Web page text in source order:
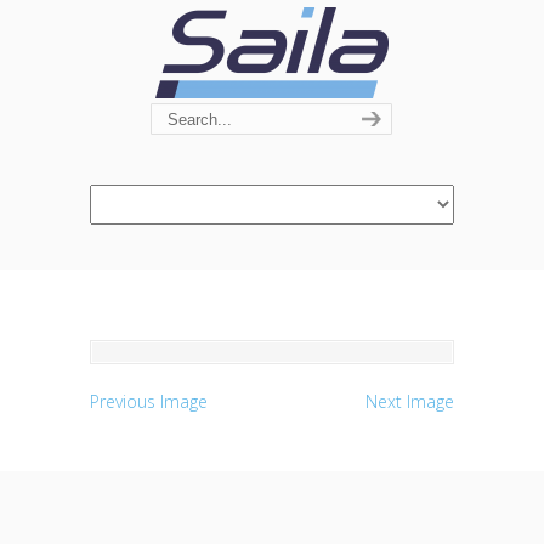
Previous Image Next Image